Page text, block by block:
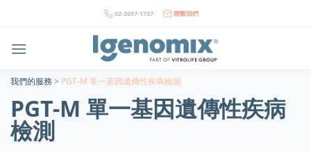
02-2697-1737 聯繫我們
我們的服務 > PGT-M 單一基因遺傳性疾病檢測
PGT-M 單一基因遺傳性疾病
檢測